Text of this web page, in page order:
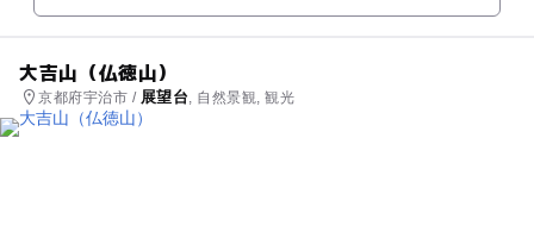
大吉山（仏徳山）
京都府宇治市 / 展望台, 自然景観, 観光